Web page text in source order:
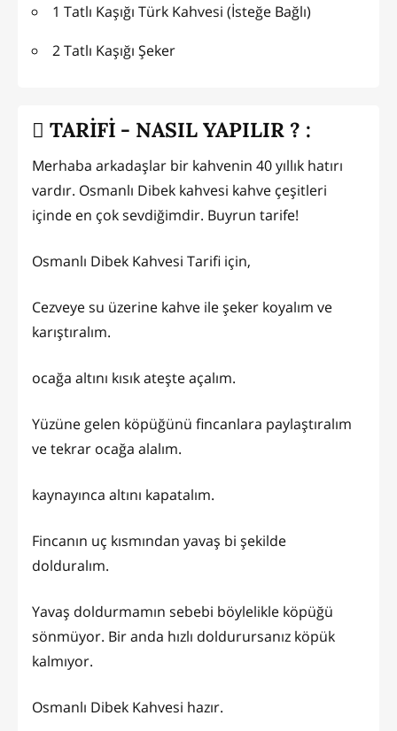
1 Tatlı Kaşığı Türk Kahvesi (İsteğe Bağlı)
2 Tatlı Kaşığı Şeker
TARİFİ - NASIL YAPILIR ? :
Merhaba arkadaşlar bir kahvenin 40 yıllık hatırı
vardır. Osmanlı Dibek kahvesi kahve çeşitleri
içinde en çok sevdiğimdir. Buyrun tarife!
Osmanlı Dibek Kahvesi Tarifi için,
Cezveye su üzerine kahve ile şeker koyalım ve
karıştıralım.
ocağa altını kısık ateşte açalım.
Yüzüne gelen köpüğünü fincanlara paylaştıralım
ve tekrar ocağa alalım.
kaynayınca altını kapatalım.
Fincanın uç kısmından yavaş bi şekilde
dolduralım.
Yavaş doldurmamın sebebi böylelikle köpüğü
sönmüyor. Bir anda hızlı doldurursanız köpük
kalmıyor.
Osmanlı Dibek Kahvesi hazır.